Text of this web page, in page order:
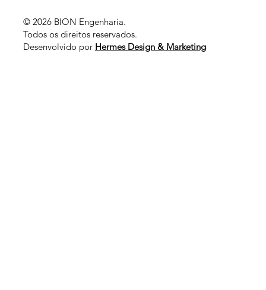
© 2026 BION Engenharia.
Todos os direitos reservados.
Desenvolvido por Hermes Design & Marketing